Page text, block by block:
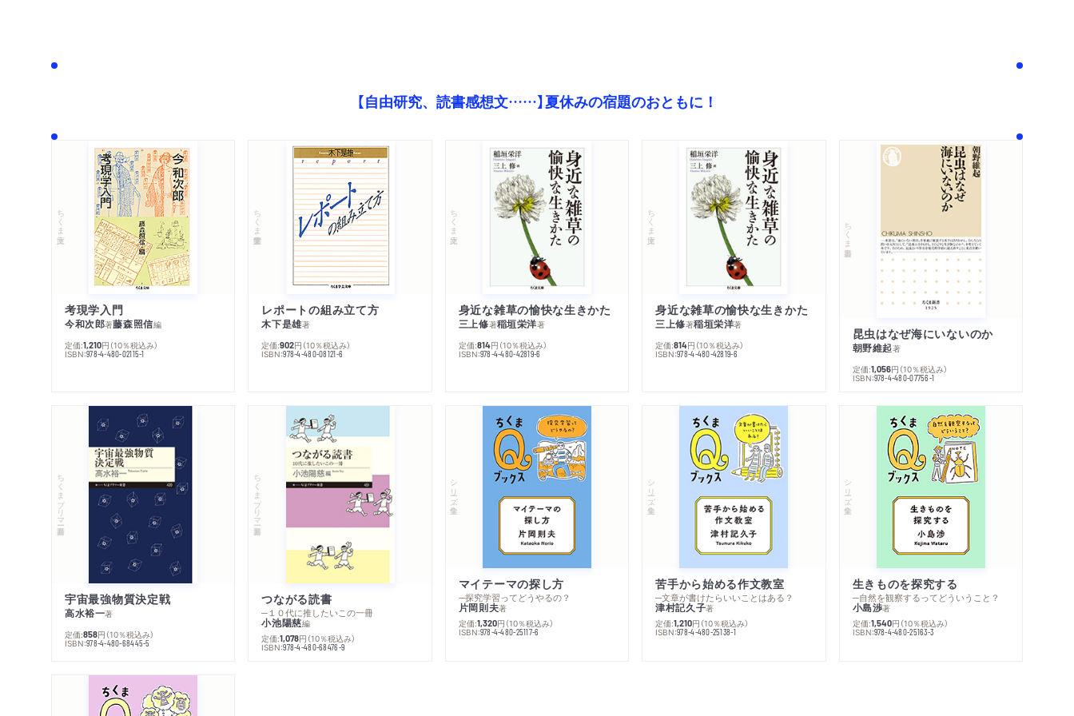
【自由研究、読書感想文……】夏休みの宿題のおともに！
ちくま文庫
考現学入門
今和次郎著藤森照信編
定価:1,210円 （10％税込み）
ISBN:978-4-480-02115-1
ちくま学芸文庫
レポートの組み立て方
木下是雄著
定価:902円 （10％税込み）
ISBN:978-4-480-08121-6
ちくま文庫
身近な雑草の愉快な生きかた
三上修著稲垣栄洋著
定価:814円 （10％税込み）
ISBN:978-4-480-42819-6
ちくま文庫
身近な雑草の愉快な生きかた
三上修著稲垣栄洋著
定価:814円 （10％税込み）
ISBN:978-4-480-42819-6
ちくま新書
昆虫はなぜ海にいないのか
朝野維起著
定価:1,056円 （10％税込み）
ISBN:978-4-480-07756-1
ちくまプリマー新書
宇宙最強物質決定戦
高水裕一著
定価:858円 （10％税込み）
ISBN:978-4-480-68445-5
ちくまプリマー新書
つながる読書
─１０代に推したいこの一冊
小池陽慈編
定価:1,078円 （10％税込み）
ISBN:978-4-480-68476-9
シリーズ・全集
マイテーマの探し方
─探究学習ってどうやるの？
片岡則夫著
定価:1,320円 （10％税込み）
ISBN:978-4-480-25117-6
シリーズ・全集
苦手から始める作文教室
─文章が書けたらいいことはある？
津村記久子著
定価:1,210円 （10％税込み）
ISBN:978-4-480-25138-1
シリーズ・全集
生きものを探究する
─自然を観察するってどういうこと？
小島渉著
定価:1,540円 （10％税込み）
ISBN:978-4-480-25163-3